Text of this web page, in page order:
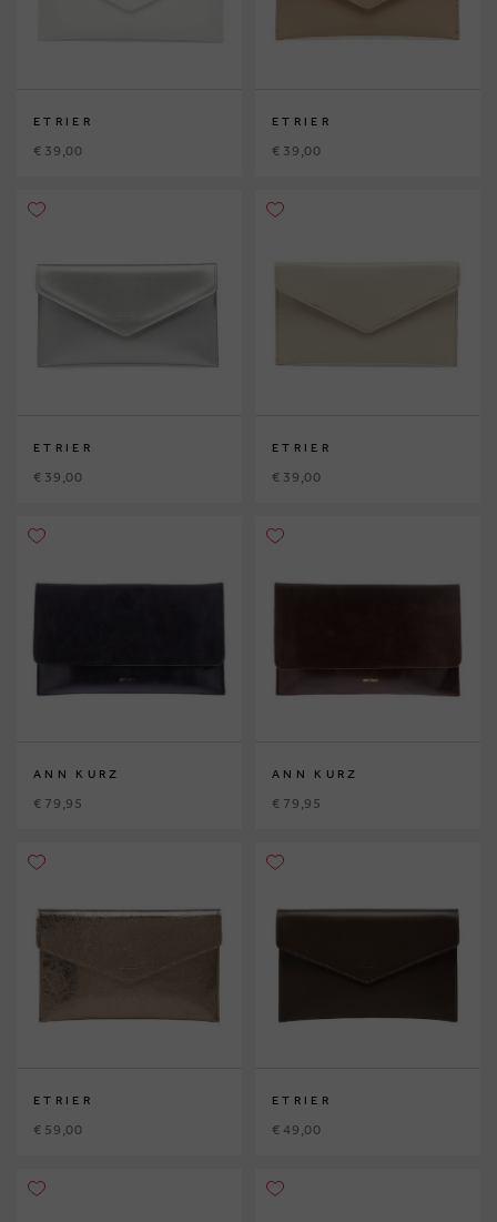
ETRIER
€ 39,00
ETRIER
€ 39,00
ETRIER
€ 39,00
ETRIER
€ 39,00
ANN KURZ
€ 79,95
ANN KURZ
€ 79,95
ETRIER
€ 59,00
ETRIER
€ 49,00